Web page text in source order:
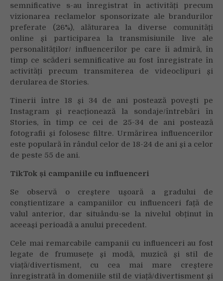
semnificative s-au înregistrat în activități precum
vizionarea reclamelor sponsorizate ale brandurilor
preferate (26%), alăturarea la diverse comunități
online și participarea la transmisiunile live ale
personalităților/ influencerilor pe care îi admiră, în
timp ce scăderi semnificative au fost înregistrate în
activități precum transmiterea de videoclipuri și
derularea de Stories.
Tinerii între 18 și 34 de ani postează povești pe
Instagram și reacționează la sondaje/întrebări în
Stories, în timp ce cei de 25-34 de ani postează
fotografii și folosesc filtre. Urmărirea influencerilor
este populară în rândul celor de 18-24 de ani și a celor
de peste 55 de ani.
TikTok și campaniile cu influenceri
Se observă o creștere ușoară a gradului de
conștientizare a campaniilor cu influenceri față de
valul anterior, dar situându-se la nivelul obținut în
aceeași perioadă a anului precedent.
Cele mai remarcabile campanii cu influenceri au fost
legate de frumusețe și modă, muzică și stil de
viață/divertisment, cu cea mai mare creștere
înregistrată în domeniile stil de viață/divertisment și